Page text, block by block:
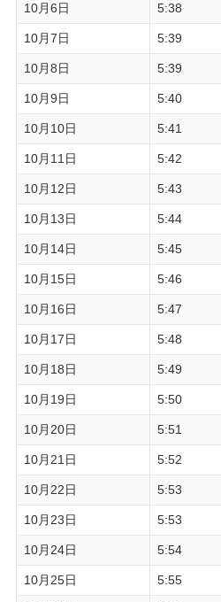
10月6日 5:38
10月7日 5:39
10月8日 5:39
10月9日 5:40
10月10日 5:41
10月11日 5:42
10月12日 5:43
10月13日 5:44
10月14日 5:45
10月15日 5:46
10月16日 5:47
10月17日 5:48
10月18日 5:49
10月19日 5:50
10月20日 5:51
10月21日 5:52
10月22日 5:53
10月23日 5:53
10月24日 5:54
10月25日 5:55